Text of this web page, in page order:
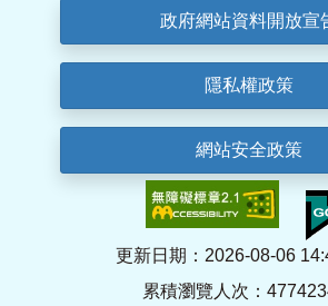
政府網站資料開放宣
隱私權政策
網站安全政策
更新日期：2026-08-06
累積瀏覽人次：